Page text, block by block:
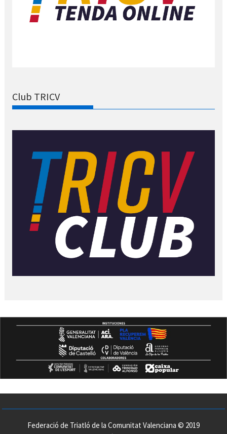
Club TRICV
Federació de Triatló de la Comunitat Valenciana © 2019